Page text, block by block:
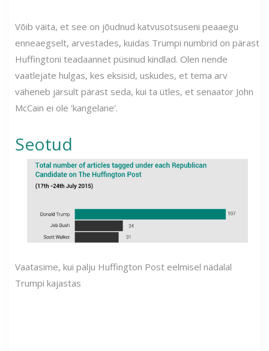
Võib väita, et see on jõudnud katvusotsuseni peaaegu
enneaegselt, arvestades, kuidas Trumpi numbrid on pärast
Huffingtoni teadaannet püsinud kindlad. Olen nende
vaatlejate hulgas, kes eksisid, uskudes, et tema arv
väheneb järsult pärast seda, kui ta ütles, et senaator John
McCain ei ole 'kangelane'.
Seotud
Vaatasime, kui palju Huffington Post eelmisel nädalal
Trumpi kajastas